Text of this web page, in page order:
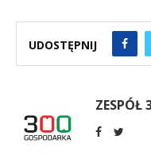
UDOSTĘPNIJ
ZESPÓŁ